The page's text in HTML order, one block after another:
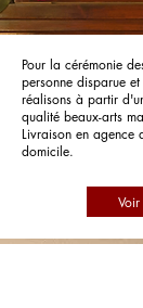
Pour la cérémonie
personne disparue
réalisons à partir
qualité beaux-arts
Livraison en agence
domicile.